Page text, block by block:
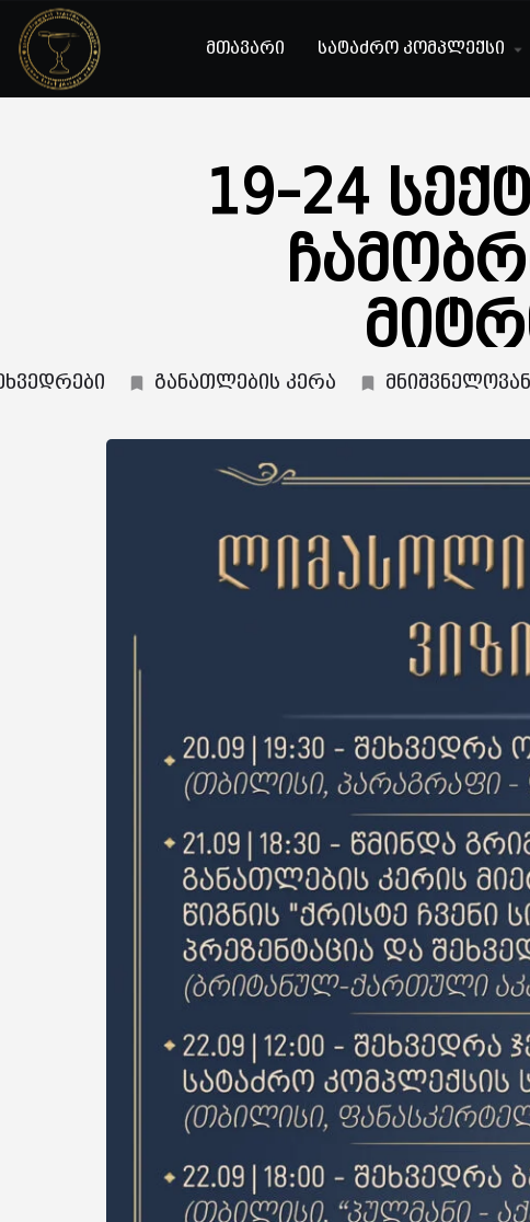
მთავარი სატაძრო კომპლექსი
19-24
განათლების კერა